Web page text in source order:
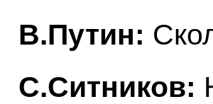
В.Путин:
С.Ситников: